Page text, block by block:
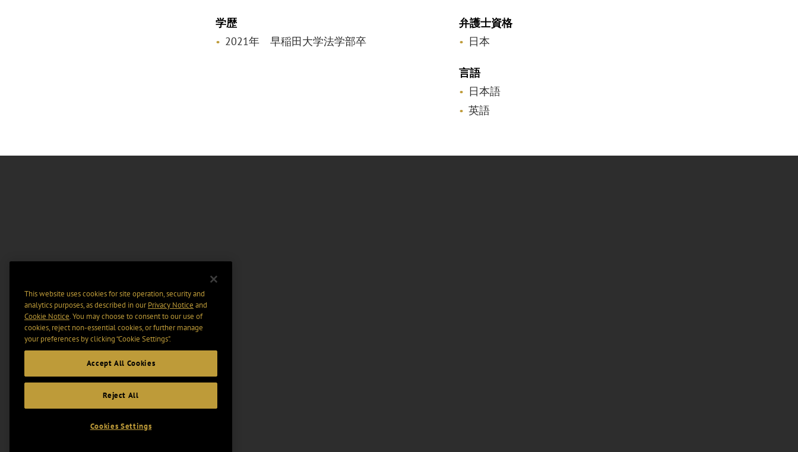
学歴
2021年 早稲田大学法学部卒
弁護士資格
日本
言語
日本語
英語
This website uses cookies for site operation, security and
analytics purposes, as described in ourPrivacy Notice and
Cookie Notice. You may choose to consent to our use of
cookies, reject non-essential cookies, or further manage
your preferences by clicking “Cookie Settings".
Accept All Cookies
Reject All
Cookies Settings